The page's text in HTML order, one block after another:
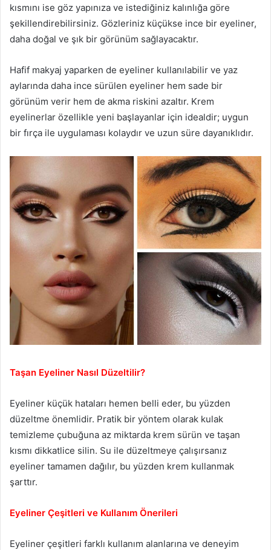
kısmını ise göz yapınıza ve istediğiniz kalınlığa göre
şekillendirebilirsiniz. Gözleriniz küçükse ince bir eyeliner,
daha doğal ve şık bir görünüm sağlayacaktır.
Hafif makyaj yaparken de eyeliner kullanılabilir ve yaz
aylarında daha ince sürülen eyeliner hem sade bir
görünüm verir hem de akma riskini azaltır. Krem
eyelinerlar özellikle yeni başlayanlar için idealdir; uygun
bir fırça ile uygulaması kolaydır ve uzun süre dayanıklıdır.
Taşan Eyeliner Nasıl Düzeltilir?
Eyeliner küçük hataları hemen belli eder, bu yüzden
düzeltme önemlidir. Pratik bir yöntem olarak kulak
temizleme çubuğuna az miktarda krem sürün ve taşan
kısmı dikkatlice silin. Su ile düzeltmeye çalışırsanız
eyeliner tamamen dağılır, bu yüzden krem kullanmak
şarttır.
Eyeliner Çeşitleri ve Kullanım Önerileri
Eyeliner çeşitleri farklı kullanım alanlarına ve deneyim